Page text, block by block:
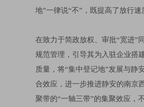
地”一律说“不”，既提高了放行速
在致力于简政放权、审批“宽进”
规范管理，引导其为入驻企业搭
质量，将“集中登记地”发展与静
合效应，进一步推进静安的南京
聚带的“一轴三带”的集聚效应，